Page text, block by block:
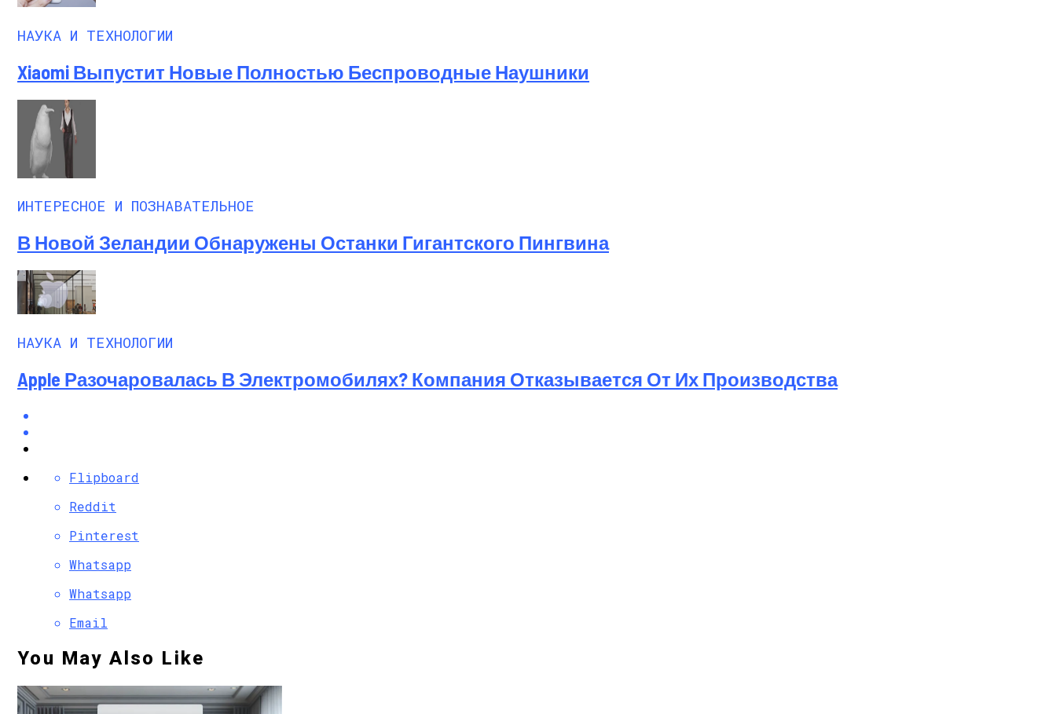
НАУКА И ТЕХНОЛОГИИ
Xiaomi Выпустит Новые Полностью Беспроводные Наушники
ИНТЕРЕСНОЕ И ПОЗНАВАТЕЛЬНОЕ
В Новой Зеландии Обнаружены Останки Гигантского Пингвина
НАУКА И ТЕХНОЛОГИИ
Apple Разочаровалась В Электромобилях? Компания Отказывается От Их Производства
Flipboard
Reddit
Pinterest
Whatsapp
Whatsapp
Email
You May Also Like